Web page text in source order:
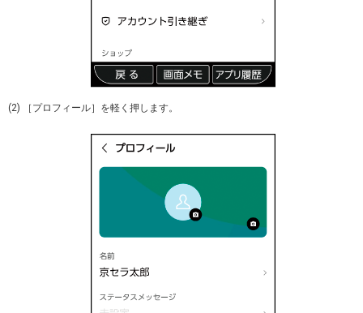
(2) ［プロフィール］を軽く押します。